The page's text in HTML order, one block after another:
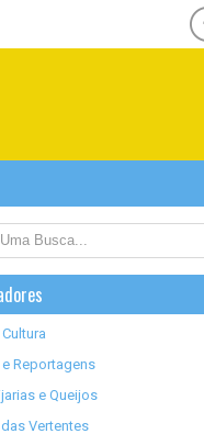
Reportagens
e Queijos
Vertentes